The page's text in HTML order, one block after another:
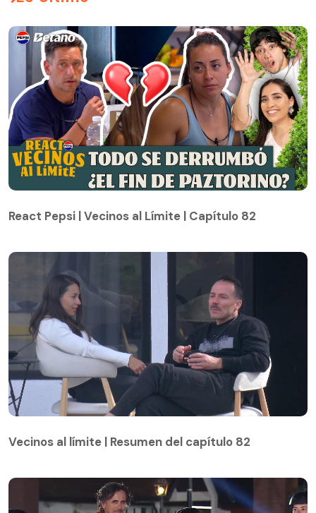
React Pepsi | Vecinos al Límite | Capítulo 82
Vecinos al límite | Resumen del capítulo 82